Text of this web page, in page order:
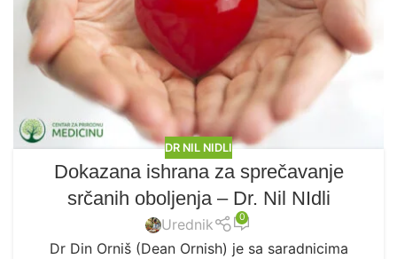
DR NIL NIDLI
Dokazana ishrana za sprečavanje
srčanih oboljenja – Dr. Nil NIdli
Urednik 0
Dr Din Orniš (Dean Ornish) je sa saradnicima